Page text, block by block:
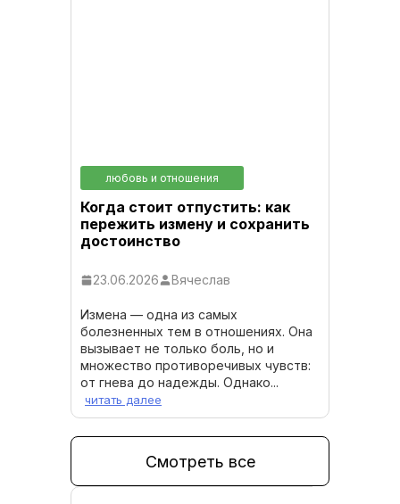
Смотреть все
любовь и отношения
Когда стоит отпустить: как
пережить измену и сохранить
достоинство
23.06.2026 Вячеслав
Измена — одна из самых
болезненных тем в отношениях. Она
вызывает не только боль, но и
множество противоречивых чувств:
от гнева до надежды. Однако...
читать далее